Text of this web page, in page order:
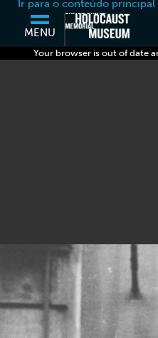
Ir para o conteúdo principal
MENU
Your browser is out of date